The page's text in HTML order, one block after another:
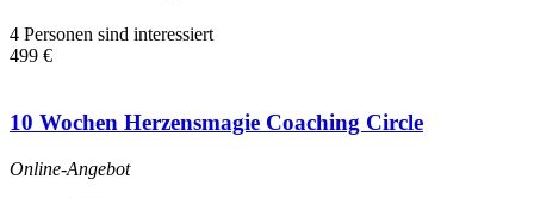
4 Personen sind interessiert
499 €
10 Wochen Herzensmagie Coaching Circle
Online-Angebot